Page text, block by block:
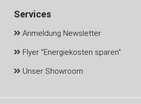
Services
Anmeldung Newsletter
Flyer "Energiekosten sparen"
Unser Showroom